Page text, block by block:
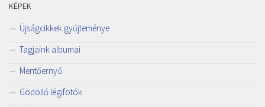
KÉPEK
Újságcikkek gyűjteménye
Tagjaink albumai
Mentőernyő
Gödöllő légifotók